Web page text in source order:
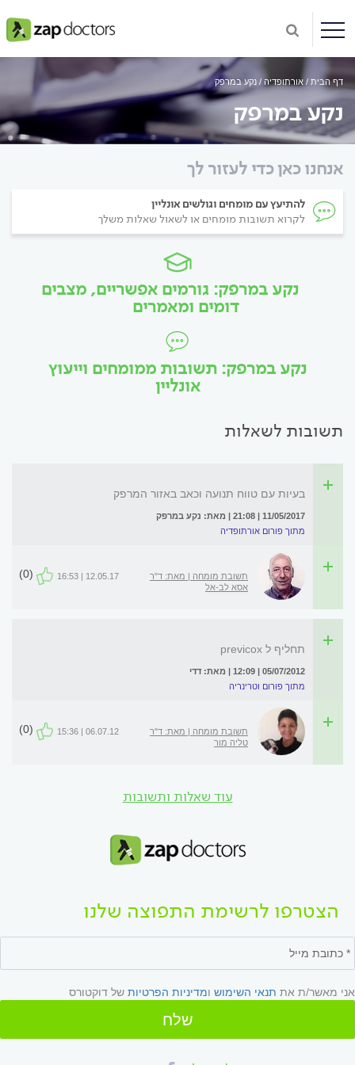
דף הבית אורתופדיה נקע במרפק
נקע במרפק
אנחנו כאן כדי לעזור לך
להתיעץ עם מומחים וגולשים אונליין
לקרוא תשובות מומחים או לשאול שאלות משלך
נקע במרפק: גורמים אפשריים, מצבים
דומים ומאמרים
נקע במרפק: תשובות ממומחים וייעוץ
אונליין
תשובות לשאלות
בעיות עם טווח תנועה וכאב באזור המרפק
11/05/2017 | 21:08 | מאת: נקע במרפק
מתוך פורום אורתופדיה
תשובת מומחה | מאת: ד"ר
אסא לב-אל
12.05.17 | 16:53
(0)
תחליף ל previcox
05/07/2012 | 12:09 | מאת: דדי
מתוך פורום וטרינריה
תשובת מומחה | מאת: ד"ר
טליה מור
06.07.12 | 15:36
(0)
עוד שאלות ותשובות
הצטרפו לרשימת התפוצה שלנו
אני מאשר/ת את תנאי השימוש ומדיניות הפרטיות של דוקטורס
שלח